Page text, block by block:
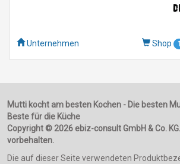
Unternehmen Shop
Mutti kocht am besten Kochen - Die besten
Beste für die Küche
Copyright © 2026 ebiz-consult GmbH & Co.
vorbehalten.
Die auf dieser Seite verwendeten